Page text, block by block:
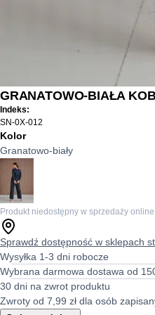
GRANATOWO-BIAŁA
Indeks:
SN-0X-012
Kolor
Granatowo-biały
Produkt niedostępny w sprzedaży online
Sprawdź dostępność w sklepach
Wysyłka 1-3 dni robocze
Wybrana darmowa dostawa od
30 dni na zwrot produktu
Zwroty od 7,99 zł dla osób